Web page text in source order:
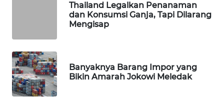
Thailand Legalkan Penanaman
dan Konsumsi Ganja, Tapi Dilarang
Mengisap
Banyaknya Barang Impor yang
Bikin Amarah Jokowi Meledak
METRO
MEDAN
NEWS